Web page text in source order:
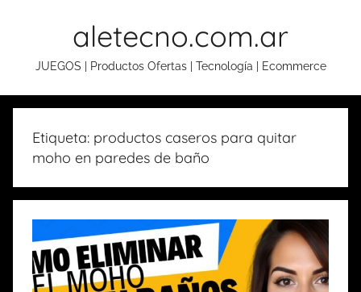
aletecno.com.ar
JUEGOS | Productos Ofertas | Tecnología | Ecommerce
Etiqueta: productos caseros para quitar
moho en paredes de baño